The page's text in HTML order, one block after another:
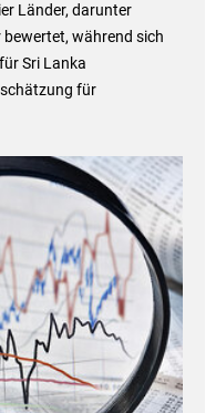
Länder, darunter
während sich
Sri Lanka
für